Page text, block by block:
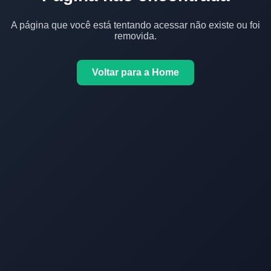
A página que você está tentando acessar não existe ou foi
removida.
Voltar para a Home